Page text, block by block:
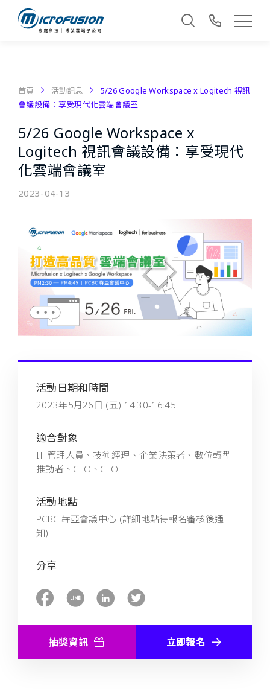
首頁 活動訊息
5/26 Google Workspace x Logitech 視訊
會議設備：享受現代化雲端會議室
5/26 Google Workspace x
Logitech 視訊會議設備：享受現代
化雲端會議室
2023-04-13
活動日期和時間
2023年5月26日 (五) 14:30-16:45
適合對象
IT 管理人員、技術經理、企業決策者、數位轉型
推動者、CTO、CEO
活動地點
PCBC 犇亞會議中心 (詳細地點待報名審核後通
知)
分享
抽獎資訊 立即報名